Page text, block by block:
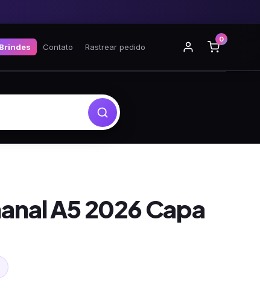
Brindes Contato Rastrear pedido
0
A5 2026 Capa